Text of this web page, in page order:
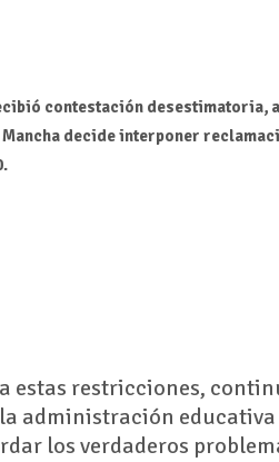
contestación desestimatoria,
Mancha decide interponer
estas restricciones,
administración
los verdaderos